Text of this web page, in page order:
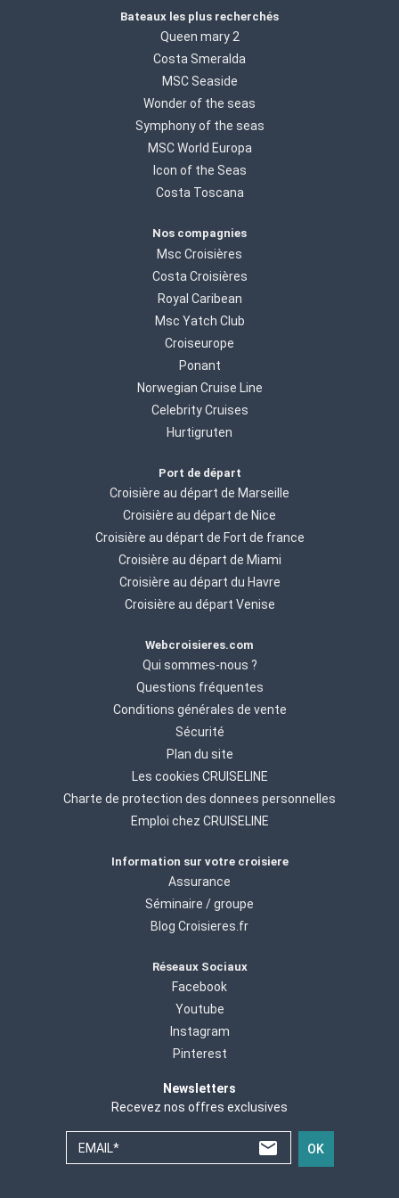
Bateaux les plus recherchés
Queen mary 2
Costa Smeralda
MSC Seaside
Wonder of the seas
Symphony of the seas
MSC World Europa
Icon of the Seas
Costa Toscana
Nos compagnies
Msc Croisières
Costa Croisières
Royal Caribean
Msc Yatch Club
Croiseurope
Ponant
Norwegian Cruise Line
Celebrity Cruises
Hurtigruten
Port de départ
Croisière au départ de Marseille
Croisière au départ de Nice
Croisière au départ de Fort de france
Croisière au départ de Miami
Croisière au départ du Havre
Croisière au départ Venise
Webcroisieres.com
Qui sommes-nous ?
Questions fréquentes
Conditions générales de vente
Sécurité
Plan du site
Les cookies CRUISELINE
Charte de protection des donnees personnelles
Emploi chez CRUISELINE
Information sur votre croisiere
Assurance
Séminaire / groupe
Blog Croisieres.fr
Réseaux Sociaux
Facebook
Youtube
Instagram
Pinterest
Newsletters
Recevez nos offres exclusives
EMAIL* OK